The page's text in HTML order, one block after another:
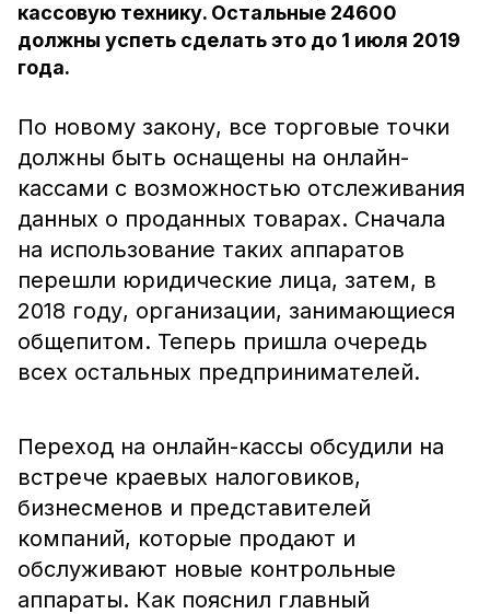
кассовую технику. Остальные 24600
должны успеть сделать это до 1 июля 2019
года.
По новому закону, все торговые точки
должны быть оснащены на онлайн-
кассами с возможностью отслеживания
данных о проданных товарах. Сначала
на использование таких аппаратов
перешли юридические лица, затем, в
2018 году, организации, занимающиеся
общепитом. Теперь пришла очередь
всех остальных предпринимателей.
Переход на онлайн-кассы обсудили на
встрече краевых налоговиков,
бизнесменов и представителей
компаний, которые продают и
обслуживают новые контрольные
аппараты. Как пояснил главный